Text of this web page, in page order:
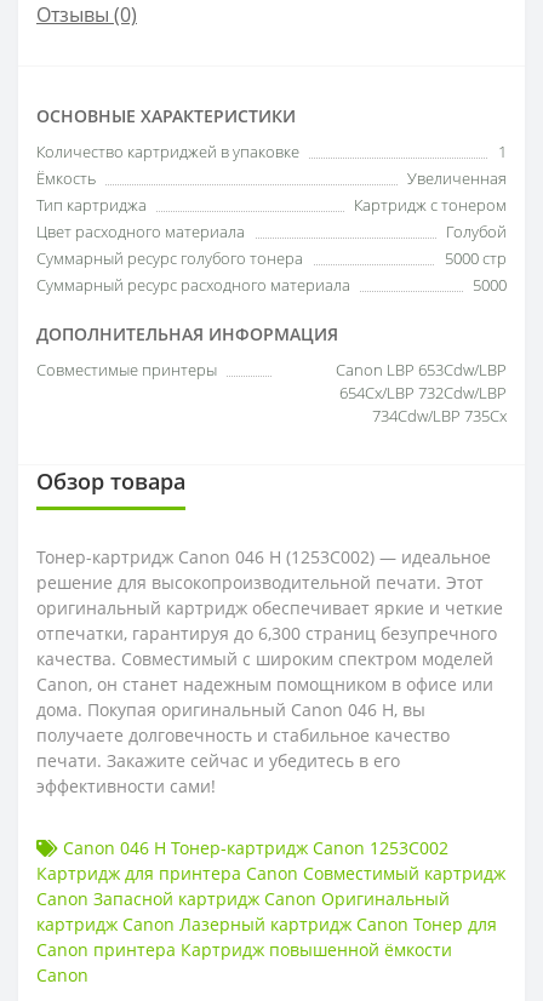
Отзывы (0)
ОСНОВНЫЕ ХАРАКТЕРИСТИКИ
Количество картриджей в упаковке
1
Ёмкость
Увеличенная
Тип картриджа
Картридж с тонером
Цвет расходного материала
Голубой
Суммарный ресурс голубого тонера
5000 стр
Суммарный ресурс расходного материала
5000
ДОПОЛНИТЕЛЬНАЯ ИНФОРМАЦИЯ
Совместимые принтеры
Canon LBP 653Cdw/LBP
654Cx/LBP 732Cdw/LBP
734Cdw/LBP 735Cx
Обзор товара
Тонер-картридж Canon 046 H (1253C002) — идеальное
решение для высокопроизводительной печати. Этот
оригинальный картридж обеспечивает яркие и четкие
отпечатки, гарантируя до 6,300 страниц безупречного
качества. Совместимый с широким спектром моделей
Canon, он станет надежным помощником в офисе или
дома. Покупая оригинальный Canon 046 H, вы
получаете долговечность и стабильное качество
печати. Закажите сейчас и убедитесь в его
эффективности сами!
Canon 046 H Тонер-картридж Canon 1253C002
Картридж для принтера Canon Совместимый картридж
Canon Запасной картридж Canon Оригинальный
картридж Canon Лазерный картридж Canon Тонер для
Canon принтера Картридж повышенной ёмкости
Canon